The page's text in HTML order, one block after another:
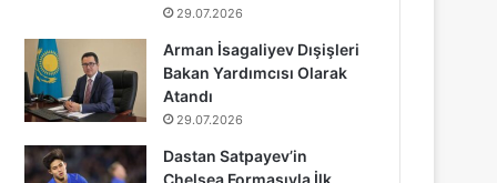
29.07.2026
Arman İsagaliyev Dışişleri
Bakan Yardımcısı Olarak
Atandı
29.07.2026
Dastan Satpayev’in
Chelsea Formasıyla İlk